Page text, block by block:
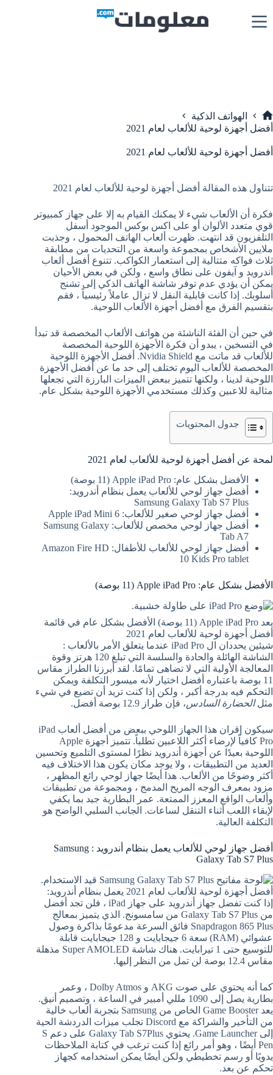
إلى
المحتوى
الرئيسية
الهواتف الذكية
أفضل أجهزة لوحية للألعاب لعام 2021
أفضل أجهزة لوحية للألعاب لعام 2021
تتناول هذه المقالة أفضل أجهزة لوحية للألعاب لعام 2021
فكرة أن الألعاب شيء لا يمكنك القيام به إلا على جهاز كمبيوتر
قوي متعدد الألوان أو على اكس بوكس الموجود أسفل
التلفزيون قد انتهت. ظهرت ألعاب الهاتف المحمول ، وجذبت
ملايين الأشخاص بمجموعة واسعة من التحديات من مطابقة
ثلاث فواكه متتالية إلى استعمار الكواكب. تتنوع أفضل ألعاب
أندرويد و آيفون على نطاق واسع ، ولكن في بعض الأحيان
يمكن أن يؤدي عدم توفر شاشة الهاتف الذكي إلى تشنج
أسلوبك. إذا كانت قابلية النقل لا تزال عاملاً رئيسياً ، فقم
بتقسيم الفرق مع أفضل أجهزة الألعاب اللوحية.
في حين أن الفئة الناشئة من هواتف الألعاب المخصصة قد تبدأ
في التسخين ، يبدو أن فكرة الأجهزة اللوحية المخصصة
للألعاب قد ماتت مع Nvidia Shield. أفضل الأجهزة اللوحية
المخصصة للألعاب اليوم تختلف إلى حد ما عن أفضل الأجهزة
اللوحية لدينا ، ولكنها تتميز ببعض الميزات البارزة التي تجعلها
مثالية للاعبين وكذلك مستخدمي الأجهزة اللوحية بشكل عام.
جدول المحتويات
لمحة عن أفضل أجهزة لوحية للألعاب لعام 2021
الأفضل بشكل عام: Apple iPad Pro (11 بوصة)
أفضل جهاز لوحي للألعاب يعمل بنظام أندرويد:
Samsung Galaxy Tab S7 Plus
أفضل جهاز لوحي صغير للألعاب: Apple iPad Mini 6
أفضل جهاز لوحي مخصص للألعاب: Samsung Galaxy
Tab A7
أفضل جهاز لوحي للألعاب للأطفال: Amazon Fire HD
10 Kids Pro tablet
الأفضل بشكل عام: Apple iPad Pro (11 بوصة)
يعد Apple iPad Pro (11 بوصة) الأفضل بشكل عام في قائمة
أفضل أجهزة لوحية للألعاب لعام 2021
شيئين يحددان ال iPad Pro عندما يتعلق الأمر بالألعاب :
الشاشة الهائلة والحادة والسلسة التي تبلغ 120 هرتز وقوة
المعالجة الأولية التي لا تضاهى تمامًا. لقد أبرزنا الطراز مقاس
11 بوصة باعتباره أفضل اختيار لأنه ميسور التكلفة ويمكن
التحكم فيه بدرجة أكبر ، ولكن إذا كنت تريد أن تضيع في شيء
مثلالحضارة السادس، فإن طراز 12.9 بوصة أفضل.
سيكون إقران هذا الجهاز اللوحي ببعض من أفضل ألعاب iPad
Pro كافياً لإرضاء أكثر اللاعبين تطلباً. تتميز أجهزة Apple
اللوحية بعيدًا عن أجهزة أندرويد نظرًا لمستوى التلميع وتحسين
العديد من التطبيقات ، ولا يوجد مكان يكون هذا الاختلاف فيه
أكثر وضوحًا من الألعاب. هذا أيضًا جهاز لوحي رائع المظهر ،
مزود بمعرف الوجه المريح المدمج ، ومجموعة من تطبيقات
وألعاب الواقع المعزز الممتعة. عمر البطارية جيد بما يكفي
لإبقاء اللعب أثناء التنقل لساعات. الجانب السلبي الواضح هو
التكلفة العالية.
أفضل جهاز لوحي للألعاب يعمل بنظام أندرويد : Samsung
Galaxy Tab S7 Plus
أفضل أجهزة لوحية للألعاب لعام 2021 يعمل بنظام أندرويد:
إذا كنت تفضل جهاز أندرويد على جهاز iPad ، فلن تجد أفضل
من Galaxy Tab S7 Plus من سامسونج. الذي يتميز بمعالج
Snapdragon 865 Plus فائق السرعة مدعومًا بذاكرة وصول
عشوائي (RAM) سعة 6 جيجابايت و 128 جيجابايت قابلة
للتوسيع حتى 1 تيرابايت. هناك شاشة Super AMOLED مذهلة
مقاس 12.4 بوصة لن تمل من النظر إليها.
كما أنه يحتوي على صوت AKG و Dolby Atmos ، وعمر
بطارية يصل إلى 1090 مللي أمبير في الساعة ، وتصميم أنيق.
يعد Game Booster الخاص من Samsung بتجربة ألعاب خالية
من التأخير والشراكة مع Discord تجلب ميزات الدردشة الحية
إلى Game Launcher. يحتوي Galaxy Tab S7Plus على دعم S
Pen أيضًا ، وهو أمر رائع إذا كنت ترغب في كتابة الملاحظات
يدويًا أو رسم تخطيطي ولكن أيضًا يمكن استخدامه كجهاز
تحكم عن بعد.